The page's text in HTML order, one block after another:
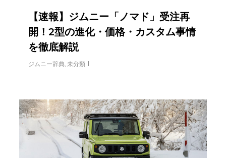
【速報】ジムニー「ノマド」受注再
開！2型の進化・価格・カスタム事情
を徹底解説
ジムニー辞典 ,未分類